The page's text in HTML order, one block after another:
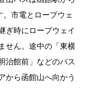
市電とロープウェ
ぎ時にロープウェイ
せん。途中の「東横
治館前」などのバス
から函館山へ向かう